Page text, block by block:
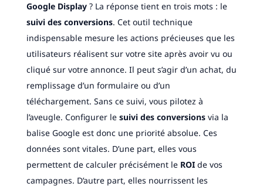
Google Display? La réponse tient en trois mots : le
suivi des conversions. Cet outil technique
indispensable mesure les actions précieuses que les
utilisateurs réalisent sur votre site après avoir vu ou
cliqué sur votre annonce. Il peut s’agir d’un achat, du
remplissage d’un formulaire ou d’un
téléchargement. Sans ce suivi, vous pilotez à
l’aveugle. Configurer le suivi des conversionsvia la
balise Google est donc une priorité absolue. Ces
données sont vitales. D’une part, elles vous
permettent de calculer précisément le ROIde vos
campagnes. D’autre part, elles nourrissent les